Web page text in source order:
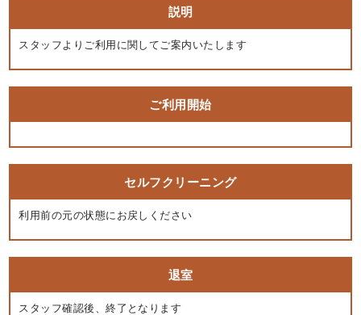
説明
スタッフよりご利用に関してご案内いたします
ご利用開始
セルフクリーニング
利用前の元の状態にお戻しください
退室
スタッフ確認後、終了となります